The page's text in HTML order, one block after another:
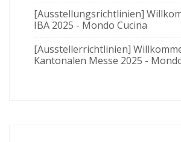
[Ausstellungsrichtlinien]
IBA 2025 - Mondo Cucina
[Ausstellerrichtlinien]
Kantonalen Messe 2025 -